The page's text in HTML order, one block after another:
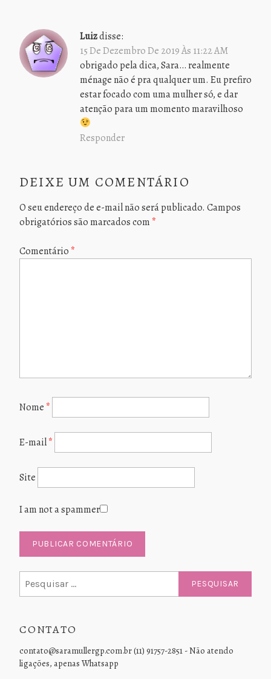
Luizdisse:
15 De Dezembro De 2019 Às 11:22 AM
obrigado pela dica, Sara… realmente
ménage não é pra qualquer um. Eu prefiro
estar focado com uma mulher só, e dar
atenção para um momento maravilhoso
Responder
DEIXE UM COMENTÁRIO
O seu endereço de e-mail não será publicado. Campos
obrigatórios são marcados com *
Comentário *
Nome *
E-mail*
Site
I am not a spammer
por:
CONTATO
contato@saramullergp.com.br (11) 91757-2851 - Não atendo
ligações, apenas Whatsapp